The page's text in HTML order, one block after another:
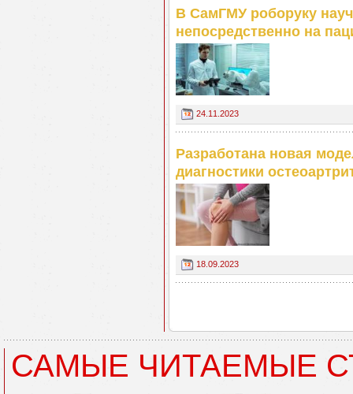
В СамГМУ роборуку
непосредственно на
24.11.2023
Разработана новая
диагностики
18.09.2023
САМЫЕ ЧИТАЕМЫЕ